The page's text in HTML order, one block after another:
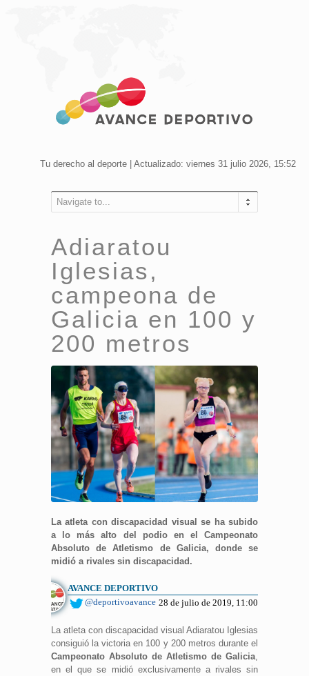
Tu derecho al deporte | Actualizado: viernes 31 julio 2026, 15:52
Navigate to...
Adiaratou
Iglesias,
campeona de
Galicia en 100 y
200 metros
La atleta con discapacidad visual se ha subido
a lo más alto del podio en el Campeonato
Absoluto de Atletismo de Galicia, donde se
midió a rivales sin discapacidad.
AVANCE DEPORTIVO
@deportivoavance 28 de julio de 2019, 11:00
La atleta con discapacidad visual Adiaratou Iglesias
consiguió la victoria en 100 y 200 metros durante el
Campeonato Absoluto de Atletismo de Galicia,
en el que se midió exclusivamente a rivales sin